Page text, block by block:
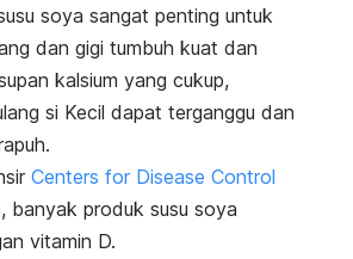
soya sangat penting untuk
dan gigi tumbuh kuat dan
kalsium yang cukup,
si Kecil dapat terganggu dan
Centers for Disease Control
, banyak produk susu soya
vitamin D.